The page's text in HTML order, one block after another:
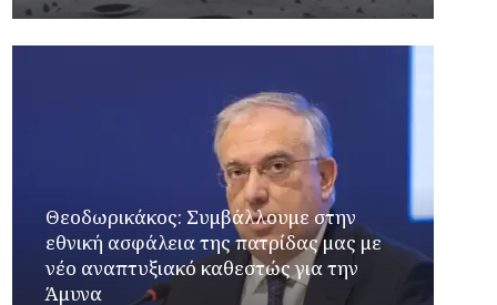
Θεοδωρικάκος: Συμβάλλουμε στην
εθνική ασφάλεια της πατρίδας μας με
νέο αναπτυξιακό καθεστώς για την
Άμυνα